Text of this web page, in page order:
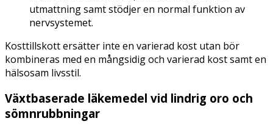
utmattning samt stödjer en normal funktion av
nervsystemet.
Kosttillskott ersätter inte en varierad kost utan bör
kombineras med en mångsidig och varierad kost samt en
hälsosam livsstil.
Växtbaserade läkemedel vid lindrig oro och
sömnrubbningar